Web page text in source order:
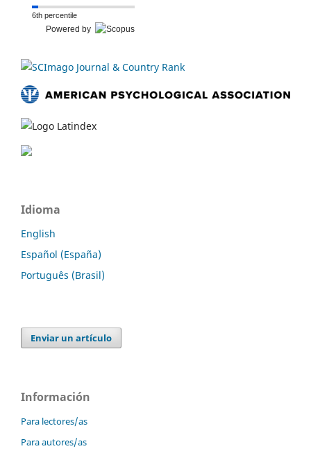
6th percentile
Powered by
Idioma
English
Español (España)
Português (Brasil)
Enviar un artículo
Información
Para lectores/as
Para autores/as